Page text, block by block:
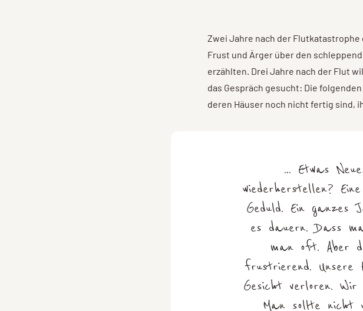
Zwei Jahre nach der Flutkatastrophe
Frust und Ärger über den
erzählten. Drei Jahre nach der Flut
das Gespräch gesucht: Die
deren Häuser noch nicht fertig sind,
… Etwas
wiederherstellen?
Geduld. Ein
es dauern. Dass
man oft. Aber
frustrierend.
Gesicht verloren.
Man sollte nicht